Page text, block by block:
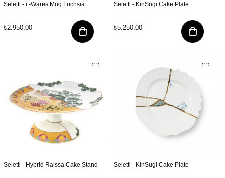
Seletti - i -Wares Mug Fuchsia
₺2.950,00
Seletti - KinSugi Cake Plate
₺5.250,00
Seletti - Hybrid Raissa Cake Stand Seletti - KinSugi Cake Plate